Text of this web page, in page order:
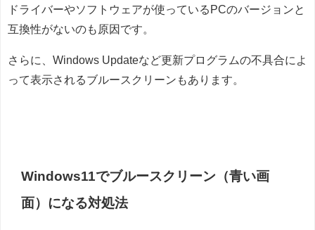
ドライバーやソフトウェアが使っているPCのバージョンと
互換性がないのも原因です。
さらに、Windows Updateなど更新プログラムの不具合によ
って表示されるブルースクリーンもあります。
Windows11でブルースクリーン（青い画
面）になる対処法